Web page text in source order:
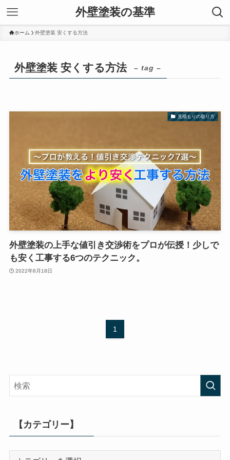
外壁塗装の基準
ホーム 外壁塗装 安くする方法
外壁塗装 安くする方法 – tag –
見積もりの取り方
外壁塗装の上手な値引き交渉術をプロが伝授！少しで
も安く工事する6つのテクニック。
2022年8月18日
1
【カテゴリー】